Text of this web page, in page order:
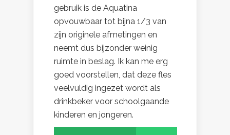
gebruik is de Aquatina
opvouwbaar tot bijna 1/3 van
zijn originele afmetingen en
neemt dus bijzonder weinig
ruimte in beslag. Ik kan me erg
goed voorstellen, dat deze fles
veelvuldig ingezet wordt als
drinkbeker voor schoolgaande
kinderen en jongeren.